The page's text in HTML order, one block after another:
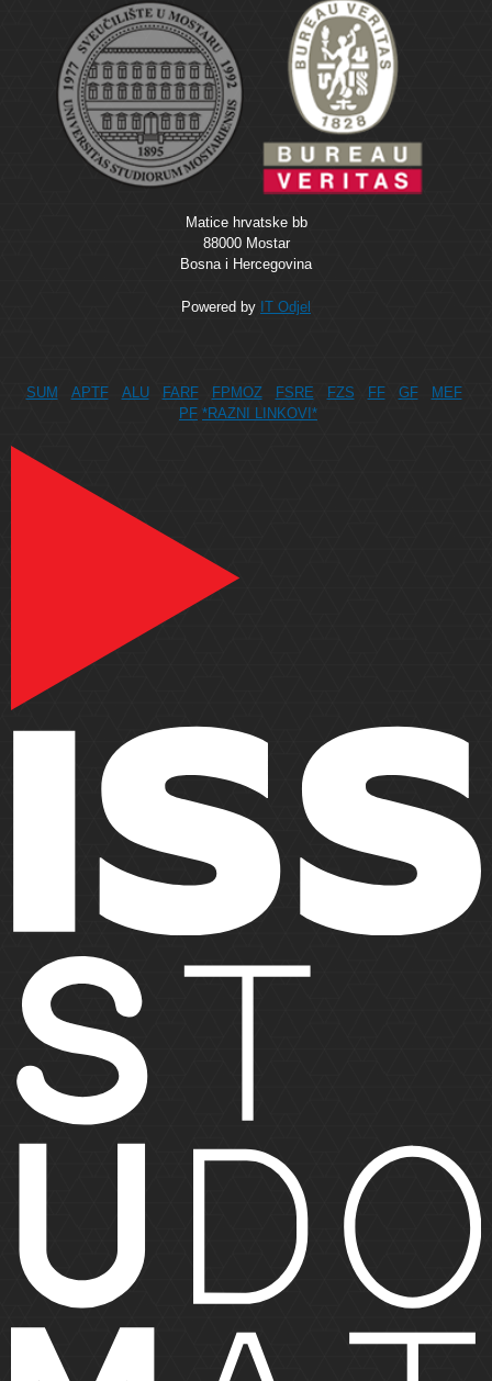
Matice hrvatske bb
88000 Mostar
Bosna i Hercegovina
Powered by IT Odjel
SUM APTF ALU FARF FPMOZ FSRE FZS FF GF
MEF
PF *RAZNI LINKOVI*